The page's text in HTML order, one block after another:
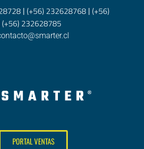
| (+56) 232628768| (+56)
(+56) 232628785
PORTAL VENTAS